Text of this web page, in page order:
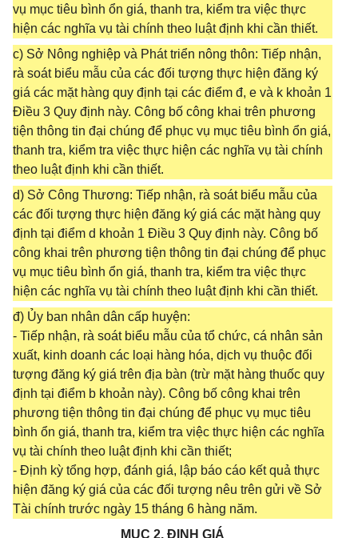
vụ mục tiêu bình ổn giá, thanh tra, kiểm tra việc thực
hiện các nghĩa vụ tài chính theo luật định khi cần thiết.
c) Sở Nông nghiệp và Phát triển nông thôn: Tiếp nhận,
rà soát biểu mẫu của các đối tượng thực hiện đăng ký
giá các mặt hàng quy định tại các điểm đ, e và k khoản 1
Điều 3 Quy định này. Công bố công khai trên phương
tiện thông tin đại chúng để phục vụ mục tiêu bình ổn giá,
thanh tra, kiểm tra việc thực hiện các nghĩa vụ tài chính
theo luật định khi cần thiết.
d) Sở Công Thương: Tiếp nhận, rà soát biểu mẫu của
các đối tượng thực hiện đăng ký giá các mặt hàng quy
định tại điểm d khoản 1 Điều 3 Quy định này. Công bố
công khai trên phương tiện thông tin đại chúng để phục
vụ mục tiêu bình ổn giá, thanh tra, kiểm tra việc thực
hiện các nghĩa vụ tài chính theo luật định khi cần thiết.
đ) Ủy ban nhân dân cấp huyện:
- Tiếp nhận, rà soát biểu mẫu của tổ chức, cá nhân sản
xuất, kinh doanh các loại hàng hóa, dịch vụ thuộc đối
tượng đăng ký giá trên địa bàn (trừ mặt hàng thuốc quy
định tại điểm b khoản này). Công bố công khai trên
phương tiện thông tin đại chúng để phục vụ mục tiêu
bình ổn giá, thanh tra, kiểm tra việc thực hiện các nghĩa
vụ tài chính theo luật định khi cần thiết;
- Định kỳ tổng hợp, đánh giá, lập báo cáo kết quả thực
hiện đăng ký giá của các đối tượng nêu trên gửi về Sở
Tài chính trước ngày 15 tháng 6 hàng năm.
MỤC 2. ĐỊNH GIÁ